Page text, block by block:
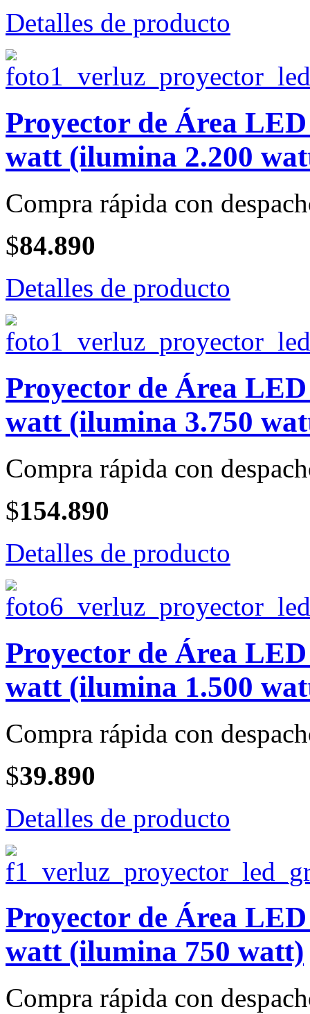
Detalles de producto
Proyector de Área
watt (ilumina 2.200
Compra rápida con
$84.890
Detalles de producto
Proyector de Área
watt (ilumina 3.750
Compra rápida con
$154.890
Detalles de producto
Proyector de Área
watt (ilumina 1.500
Compra rápida con
$39.890
Detalles de producto
Proyector de Área
watt (ilumina 750 watt)
Compra rápida con